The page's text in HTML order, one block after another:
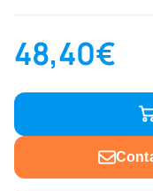
48,40€